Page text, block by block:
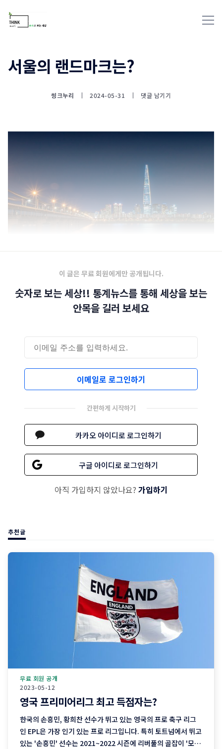
서울의 랜드마크는?
씽크누리 2024-05-31 댓글 남기기
이 글은 무료 회원에게만 공개됩니다.
숫자로 보는 세상!! 통계뉴스를 통해 세상을 보는
안목을 길러 보세요
이메일로 로그인하기
간편하게 시작하기
카카오 아이디로 로그인하기
구글 아이디로 로그인하기
아직 가입하지 않았나요? 가입하기
추천글
2023-05-12
무료 회원 공개
영국 프리미어리그 최고 득점자는?
한국의 손흥민, 황희찬 선수가 뛰고 있는 영국의 프로 축구 리그
인 EPL은 가장 인기 있는 프로 리그입니다. 특히 토트넘에서 뛰고
있는 '손흥민' 선수는 2021~2022 시즌에 리버풀의 골잡이 '모하